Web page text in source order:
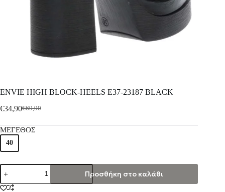
ENVIE HIGH BLOCK-HEELS E37-23187 BLACK
€69,90
€34,90
ΜΕΓΕΘΟΣ
40
Προσθήκη στο καλάθι